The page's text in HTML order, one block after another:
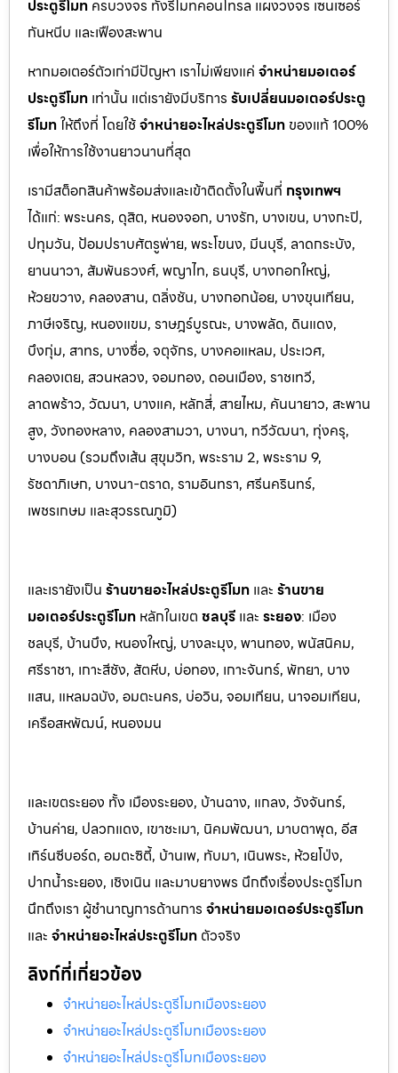
ประตูรีโมท ครบวงจร ทั้งรีโมทคอนโทรล แผงวงจร เซนเซอร์
กันหนีบ และเฟืองสะพาน
หากมอเตอร์ตัวเก่ามีปัญหา เราไม่เพียงแค่ จำหน่ายมอเตอร์
ประตูรีโมท เท่านั้น แต่เรายังมีบริการ รับเปลี่ยนมอเตอร์ประตู
รีโมทให้ถึงที่ โดยใช้จำหน่ายอะไหล่ประตูรีโมท ของแท้ 100%
เพื่อให้การใช้งานยาวนานที่สุด
เรามีสต็อกสินค้าพร้อมส่งและเข้าติดตั้งในพื้นที่ กรุงเทพฯ
ได้แก่: พระนคร, ดุสิต, หนองจอก, บางรัก, บางเขน, บางกะปิ,
ปทุมวัน, ป้อมปราบศัตรูพ่าย, พระโขนง, มีนบุรี, ลาดกระบัง,
ยานนาวา, สัมพันธวงศ์, พญาไท, ธนบุรี, บางกอกใหญ่,
ห้วยขวาง, คลองสาน, ตลิ่งชัน, บางกอกน้อย, บางขุนเทียน,
ภาษีเจริญ, หนองแขม, ราษฎร์บูรณะ, บางพลัด, ดินแดง,
บึงกุ่ม, สาทร, บางซื่อ, จตุจักร, บางคอแหลม, ประเวศ,
คลองเตย, สวนหลวง, จอมทอง, ดอนเมือง, ราชเทวี,
ลาดพร้าว, วัฒนา, บางแค, หลักสี่, สายไหม, คันนายาว, สะพาน
สูง, วังทองหลาง, คลองสามวา, บางนา, ทวีวัฒนา, ทุ่งครุ,
บางบอน (รวมถึงเส้น สุขุมวิท, พระราม 2, พระราม 9,
รัชดาภิเษก, บางนา-ตราด, รามอินทรา, ศรีนครินทร์,
เพชรเกษม และสุวรรณภูมิ)
และเรายังเป็น ร้านขายอะไหล่ประตูรีโมท และ ร้านขาย
มอเตอร์ประตูรีโมท หลักในเขต ชลบุรี และ ระยอง: เมือง
ชลบุรี, บ้านบึง, หนองใหญ่, บางละมุง, พานทอง, พนัสนิคม,
ศรีราชา, เกาะสีชัง, สัตหีบ, บ่อทอง, เกาะจันทร์, พัทยา, บาง
แสน, แหลมฉบัง, อมตะนคร, บ่อวิน, จอมเทียน, นาจอมเทียน,
เครือสหพัฒน์, หนองมน
และเขตระยอง ทั้ง เมืองระยอง, บ้านฉาง, แกลง, วังจันทร์,
บ้านค่าย, ปลวกแดง, เขาชะเมา, นิคมพัฒนา, มาบตาพุด, อีส
เทิร์นซีบอร์ด, อมตะซิตี้, บ้านเพ, ทับมา, เนินพระ, ห้วยโป่ง,
ปากน้ำระยอง, เชิงเนิน และมาบยางพร นึกถึงเรื่องประตูรีโมท
นึกถึงเรา ผู้ชำนาญการด้านการ จำหน่ายมอเตอร์ประตูรีโมท
และ จำหน่ายอะไหล่ประตูรีโมท ตัวจริง
ลิงก์ที่เกี่ยวข้อง
จำหน่ายอะไหล่ประตูรีโมทเมืองระยอง
จำหน่ายอะไหล่ประตูรีโมทเมืองระยอง
จำหน่ายอะไหล่ประตูรีโมทเมืองระยอง